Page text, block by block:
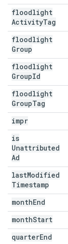
floodlight
ActivityTag
floodlight
Group
floodlight
GroupId
floodlight
GroupTag
impr
is
Unattributed
Ad
lastModified
Timestamp
monthEnd
monthStart
quarterEnd